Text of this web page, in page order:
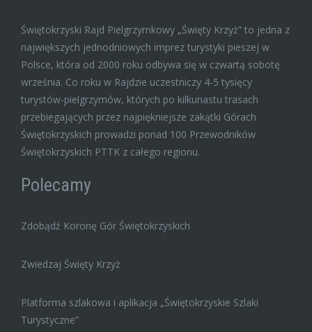
Świętokrzyski Rajd Pielgrzymkowy „Święty Krzyż” to jedna z
największych jednodniowych imprez turystyki pieszej w
Polsce, która od 2000 roku odbywa się w czwartą sobotę
września. Co roku w Rajdzie uczestniczy 4-5 tysięcy
turystów-pielgrzymów, których po kilkunastu trasach
przebiegających przez najpiękniejsze zakątki Górach
Świętokrzyskich prowadzi ponad 100 Przewodników
Świętokrzyskich PTTK z całego regionu.
Polecamy
Zdobądź Koronę Gór Świętokrzyskich
Zwiedzaj Święty Krzyż
Platforma szlakowa i aplikacja „Świętokrzyskie Szlaki
Turystyczne”